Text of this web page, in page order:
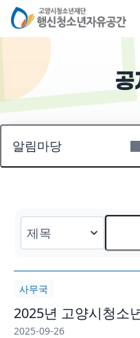
공
알림마당
사무국
2025년 고양시청소
2025-09-26